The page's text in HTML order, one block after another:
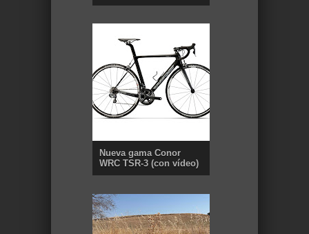
Nueva gama Conor
WRC TSR-3 (con vídeo)